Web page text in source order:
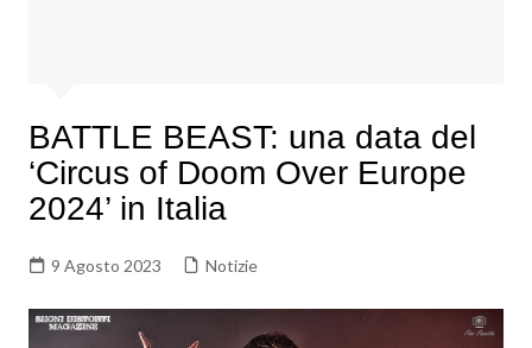
BATTLE BEAST: una data del
‘Circus of Doom Over Europe
2024’ in Italia
9 Agosto 2023 Notizie